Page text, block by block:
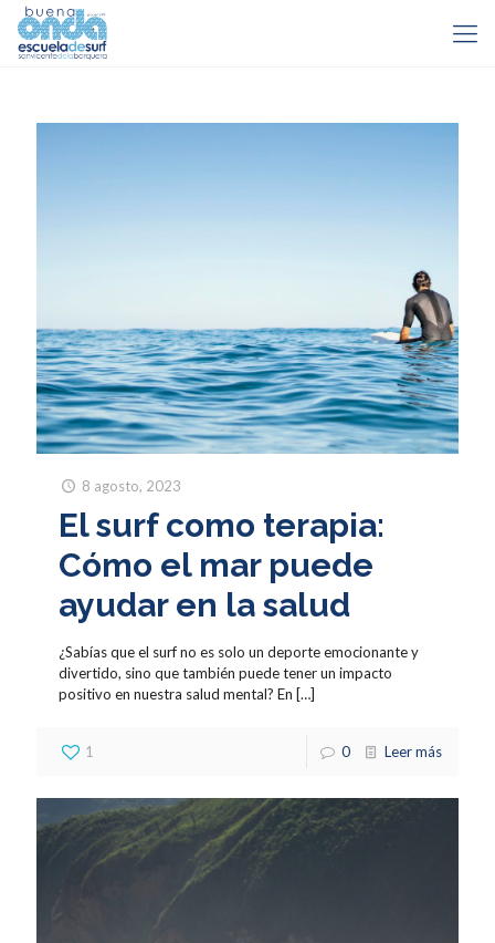
8 agosto, 2023
El surf como terapia:
Cómo el mar puede
ayudar en la salud
¿Sabías que el surf no es solo un deporte emocionante y
divertido, sino que también puede tener un impacto
positivo en nuestra salud mental? En […]
1 0 Leer más